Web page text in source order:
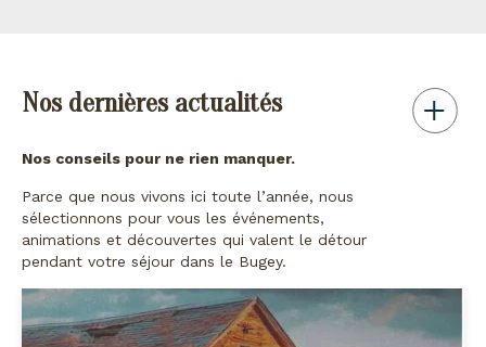
Nos dernières actualités
Nos conseils pour ne rien manquer.
Parce que nous vivons ici toute l’année, nous
sélectionnons pour vous les événements,
animations et découvertes qui valent le détour
pendant votre séjour dans le Bugey.